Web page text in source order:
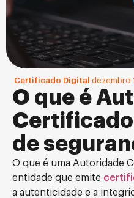
Certificado Digital dezembro
O que é
de
O que é uma Autoridade
entidade que emite
a autenticidade e a